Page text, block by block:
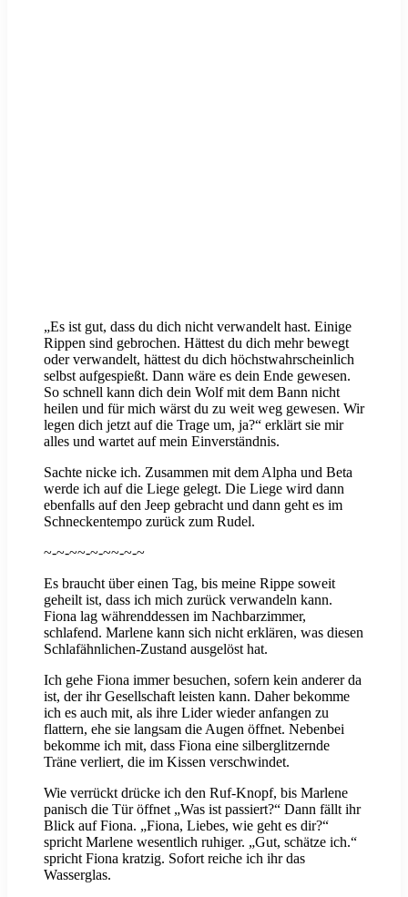
„Es ist gut, dass du dich nicht verwandelt hast. Einige
Rippen sind gebrochen. Hättest du dich mehr bewegt
oder verwandelt, hättest du dich höchstwahrscheinlich
selbst aufgespießt. Dann wäre es dein Ende gewesen.
So schnell kann dich dein Wolf mit dem Bann nicht
heilen und für mich wärst du zu weit weg gewesen. Wir
legen dich jetzt auf die Trage um, ja?“ erklärt sie mir
alles und wartet auf mein Einverständnis.
Sachte nicke ich. Zusammen mit dem Alpha und Beta
werde ich auf die Liege gelegt. Die Liege wird dann
ebenfalls auf den Jeep gebracht und dann geht es im
Schneckentempo zurück zum Rudel.
~-~-~~-~-~~-~-~
Es braucht über einen Tag, bis meine Rippe soweit
geheilt ist, dass ich mich zurück verwandeln kann.
Fiona lag währenddessen im Nachbarzimmer,
schlafend. Marlene kann sich nicht erklären, was diesen
Schlafähnlichen-Zustand ausgelöst hat.
Ich gehe Fiona immer besuchen, sofern kein anderer da
ist, der ihr Gesellschaft leisten kann. Daher bekomme
ich es auch mit, als ihre Lider wieder anfangen zu
flattern, ehe sie langsam die Augen öffnet. Nebenbei
bekomme ich mit, dass Fiona eine silberglitzernde
Träne verliert, die im Kissen verschwindet.
Wie verrückt drücke ich den Ruf-Knopf, bis Marlene
panisch die Tür öffnet „Was ist passiert?“ Dann fällt ihr
Blick auf Fiona. „Fiona, Liebes, wie geht es dir?“
spricht Marlene wesentlich ruhiger. „Gut, schätze ich.“
spricht Fiona kratzig. Sofort reiche ich ihr das
Wasserglas.